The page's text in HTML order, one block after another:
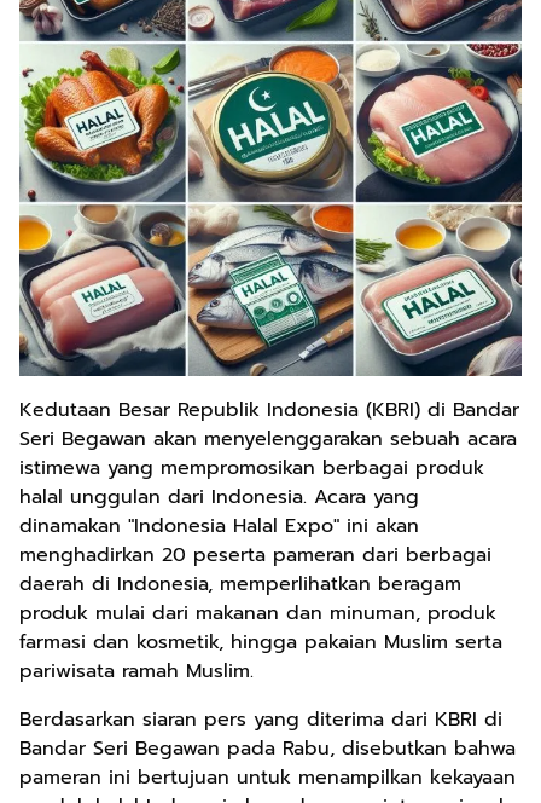
Kedutaan Besar Republik Indonesia (KBRI) di Bandar
Seri Begawan akan menyelenggarakan sebuah acara
istimewa yang mempromosikan berbagai produk
halal unggulan dari Indonesia. Acara yang
dinamakan "Indonesia Halal Expo" ini akan
menghadirkan 20 peserta pameran dari berbagai
daerah di Indonesia, memperlihatkan beragam
produk mulai dari makanan dan minuman, produk
farmasi dan kosmetik, hingga pakaian Muslim serta
pariwisata ramah Muslim.
Berdasarkan siaran pers yang diterima dari KBRI di
Bandar Seri Begawan pada Rabu, disebutkan bahwa
pameran ini bertujuan untuk menampilkan kekayaan